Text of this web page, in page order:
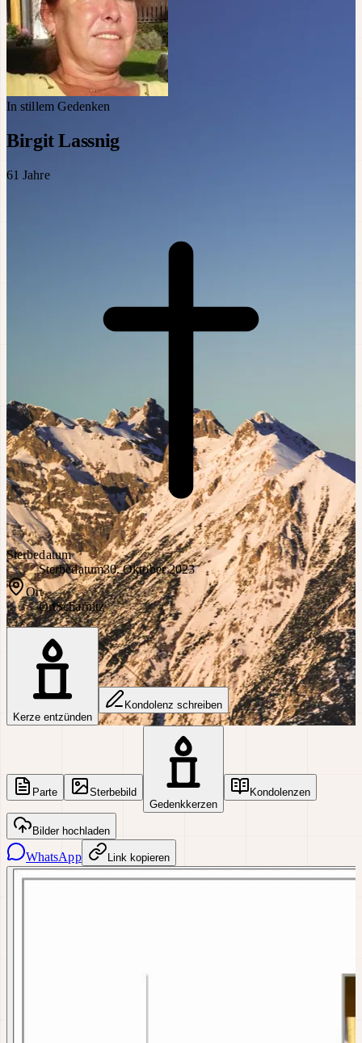
In stillem Gedenken
Birgit Lassnig
61 Jahre
Sterbedatum
Sterbedatum30. Oktober 2023
Ort
OrtScharnitz
Kerze entzünden
Kondolenz schreiben
Parte
Sterbebild
Gedenkkerzen
Kondolenzen
Bilder hochladen
WhatsApp Link kopieren